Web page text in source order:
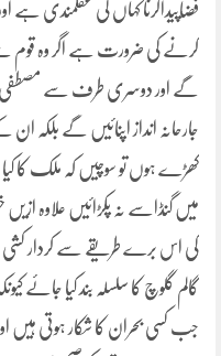
فضاپیداکرنا کہاں کی عقلمندی ہے اور
کرنے کی ضرورت ہے اگر وہ قوم
گے اور دوسری طرف سے مصطفی
جارحانہ انداز اپنائیں گے بلکہ
کھڑے ہوں تو سوچیں کہ ملک کا
میں گنڈاسے نہ پکڑائیں علاوہ
کی اس برے طریقے سے کردار کشی
گالم گلوچ کا سلسلہ بند کیا جائے
جب کسی بحران کا شکار ہوتی ہیں